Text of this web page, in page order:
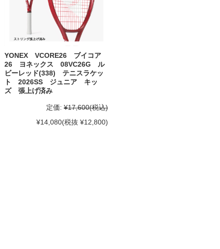
YONEX VCORE26 ブイコア
26 ヨネックス 08VC26G ル
ビーレッド(338) テニスラケッ
ト 2026SS ジュニア キッ
ズ 張上げ済み
定価: ¥17,600(税込)
¥14,080(税抜 ¥12,800)